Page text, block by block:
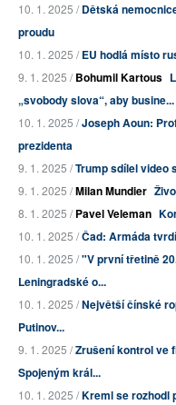
10. 1. 2025 /Dětská
proudu
10. 1. 2025 /EU hodlá místo
9. 1. 2025 /Bohumil Kartous
„svobody slova“, aby busine...
10. 1. 2025 /Joseph Aoun:
prezidenta
9. 1. 2025 /Trump sdílel video
9. 1. 2025 /Milan Mundier
8. 1. 2025 /Pavel Veleman
10. 1. 2025 /Čad: Armáda
10. 1. 2025 /"V první třetině
Leningradské o...
10. 1. 2025 /Největší čínské
Putinov...
9. 1. 2025 /Zrušení kontrol ve
Spojeným král...
10. 1. 2025 /Kreml se rozhodl